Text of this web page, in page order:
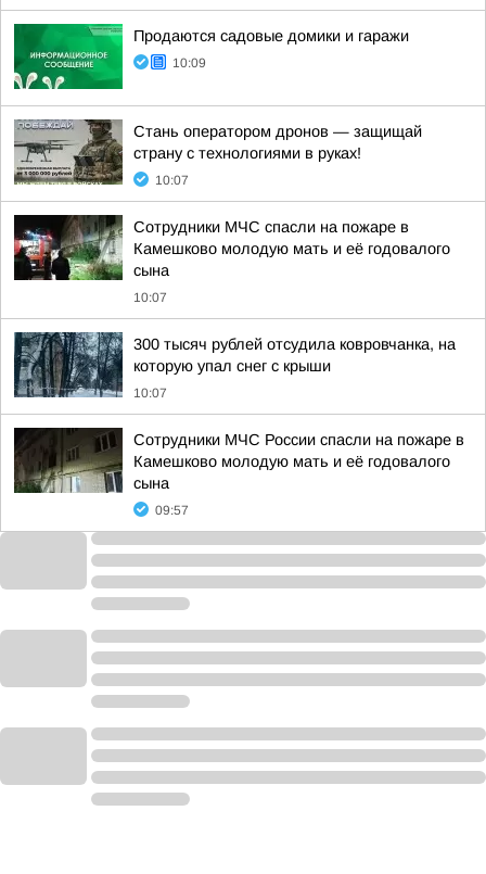
Продаются садовые домики и гаражи
10:09
Стань оператором дронов — защищай
страну с технологиями в руках!
10:07
Сотрудники МЧС спасли на пожаре в
Камешково молодую мать и её годовалого
сына
10:07
300 тысяч рублей отсудила ковровчанка, на
которую упал снег с крыши
10:07
Сотрудники МЧС России спасли на пожаре в
Камешково молодую мать и её годовалого
сына
09:57